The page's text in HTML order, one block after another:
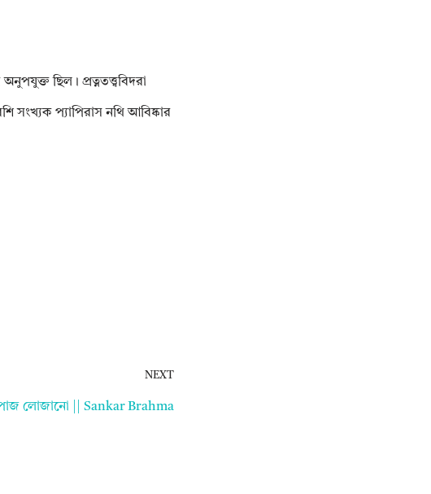
ছিল। প্রত্নতত্ত্ববিদরা
সংখ্যক প্যাপিরাস নথি আবিষ্কার
NEXT
পাজ লোজানো || Sankar Brahma